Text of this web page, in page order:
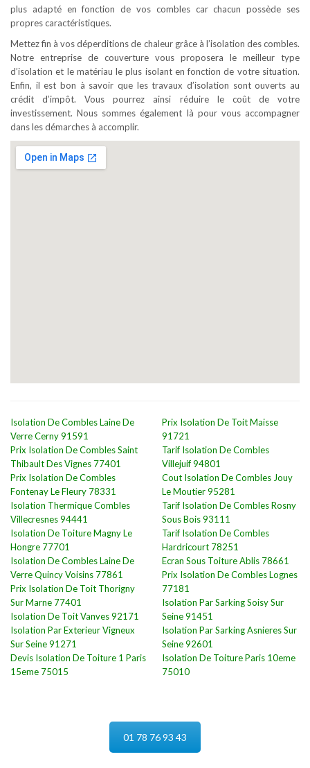
plus adapté en fonction de vos combles car chacun possède ses
propres caractéristiques.
Mettez fin à vos déperditions de chaleur grâce à l’isolation des combles.
Notre entreprise de couverture vous proposera le meilleur type
d’isolation et le matériau le plus isolant en fonction de votre situation.
Enfin, il est bon à savoir que les travaux d’isolation sont ouverts au
crédit d’impôt. Vous pourrez ainsi réduire le coût de votre
investissement. Nous sommes également là pour vous accompagner
dans les démarches à accomplir.
Isolation De Combles Laine De
Verre Cerny 91591
Prix Isolation De Combles Saint
Thibault Des Vignes 77401
Prix Isolation De Combles
Fontenay Le Fleury 78331
Isolation Thermique Combles
Villecresnes 94441
Isolation De Toiture Magny Le
Hongre 77701
Isolation De Combles Laine De
Verre Quincy Voisins 77861
Prix Isolation De Toit Thorigny
Sur Marne 77401
Isolation De Toit Vanves 92171
Isolation Par Exterieur Vigneux
Sur Seine 91271
Devis Isolation De Toiture 1 Paris
15eme 75015
Prix Isolation De Toit Maisse
91721
Tarif Isolation De Combles
Villejuif 94801
Cout Isolation De Combles Jouy
Le Moutier 95281
Tarif Isolation De Combles Rosny
Sous Bois 93111
Tarif Isolation De Combles
Hardricourt 78251
Ecran Sous Toiture Ablis 78661
Prix Isolation De Combles Lognes
77181
Isolation Par Sarking Soisy Sur
Seine 91451
Isolation Par Sarking Asnieres Sur
Seine 92601
Isolation De Toiture Paris 10eme
75010
01 78 76 93 43